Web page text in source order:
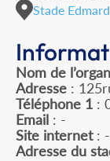
Stade
Nom de
Adresse :
Téléphone 1 :
Email : -
Site internet: -
Adresse du